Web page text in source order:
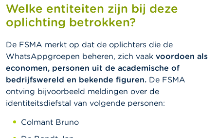
Welke entiteiten zijn bij deze
oplichting betrokken?
De FSMA merkt op dat de oplichters die de
WhatsAppgroepen beheren, zich vaak voordoen als
economen, personen uit de academische of
bedrijfswereld en bekende figuren. De FSMA
ontving bijvoorbeeld meldingen over de
identiteitsdiefstal van volgende personen:
Colmant Bruno